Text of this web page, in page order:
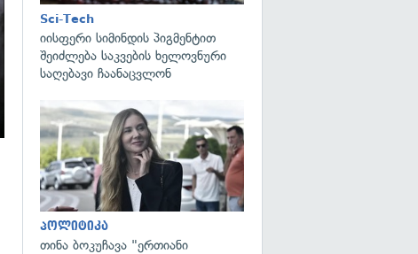
Sci-Tech
იისფერი სიმინდის პიგმენტით
შეიძლება საკვების ხელოვნური
საღებავი ჩაანაცვლონ
პოლიტიკა
თინა ბოკუჩავა "ერთიანი